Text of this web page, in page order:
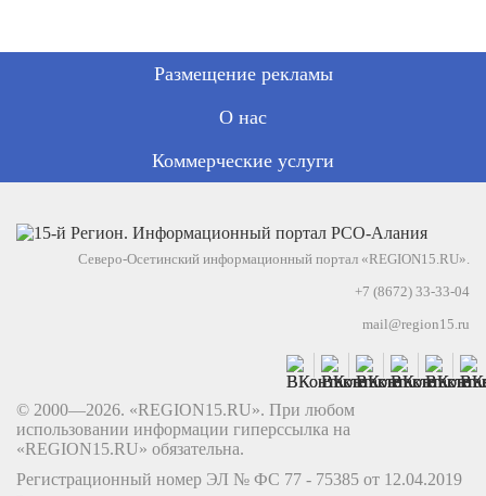
Размещение рекламы
О нас
Коммерческие услуги
Северо-Осетинский информационный портал «REGION15.RU».
+7 (8672) 33-33-04
mail@region15.ru
© 2000—2026. «REGION15.RU». При любом
использовании информации гиперссылка на
«REGION15.RU» обязательна.
Регистрационный номер ЭЛ № ФС 77 - 75385 от 12.04.2019